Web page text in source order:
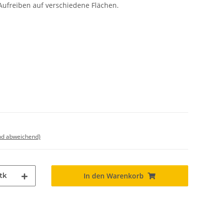
auf verschiedene Flächen.
abweichend)
In den Warenkorb